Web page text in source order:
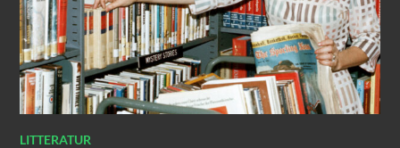
LITTERATUR